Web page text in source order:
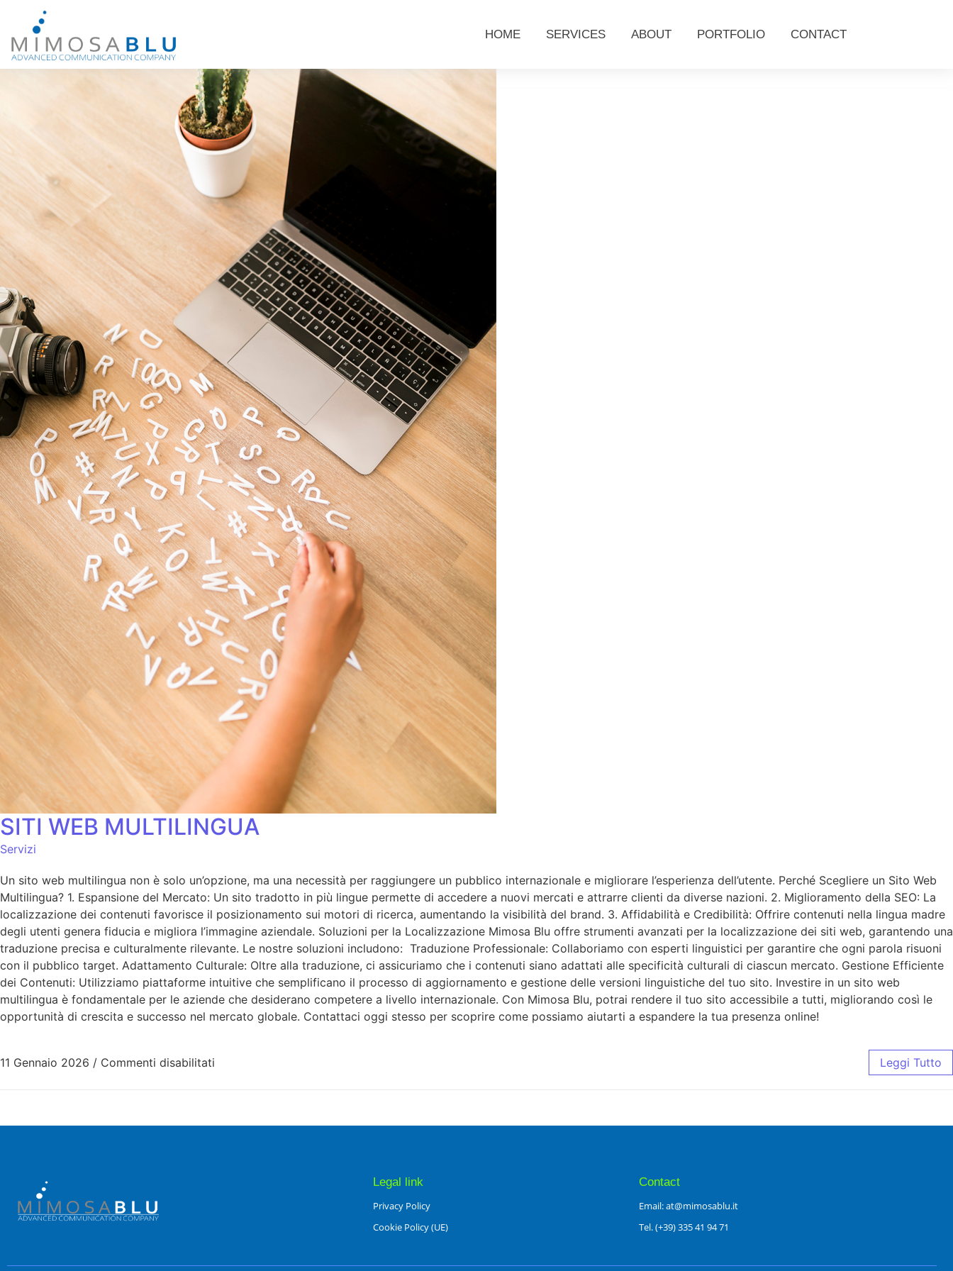
HOME SERVICES ABOUT PORTFOLIO CONTACT
SITI WEB MULTILINGUA
Servizi
Un sito web multilingua non è solo un’opzione, ma una necessità per raggiungere un pubblico internazionale e migliorare l’esperienza dell’utente. Perché Scegliere un Sito Web
Multilingua? 1. Espansione del Mercato: Un sito tradotto in più lingue permette di accedere a nuovi mercati e attrarre clienti da diverse nazioni. 2. Miglioramento della SEO: La
localizzazione dei contenuti favorisce il posizionamento sui motori di ricerca, aumentando la visibilità del brand. 3. Affidabilità e Credibilità: Offrire contenuti nella lingua madre
degli utenti genera fiducia e migliora l’immagine aziendale. Soluzioni per la Localizzazione Mimosa Blu offre strumenti avanzati per la localizzazione dei siti web, garantendo una
traduzione precisa e culturalmente rilevante. Le nostre soluzioni includono: Traduzione Professionale: Collaboriamo con esperti linguistici per garantire che ogni parola risuoni
con il pubblico target. Adattamento Culturale: Oltre alla traduzione, ci assicuriamo che i contenuti siano adattati alle specificità culturali di ciascun mercato. Gestione Efficiente
dei Contenuti: Utilizziamo piattaforme intuitive che semplificano il processo di aggiornamento e gestione delle versioni linguistiche del tuo sito. Investire in un sito web
multilingua è fondamentale per le aziende che desiderano competere a livello internazionale. Con Mimosa Blu, potrai rendere il tuo sito accessibile a tutti, migliorando così le
opportunità di crescita e successo nel mercato globale. Contattaci oggi stesso per scoprire come possiamo aiutarti a espandere la tua presenza online!
11 Gennaio 2026 / Commenti disabilitati Leggi Tutto
Legal link
Privacy Policy
Cookie Policy (UE)
Contact
Email: at@mimosablu.it
Tel. (+39) 335 41 94 71